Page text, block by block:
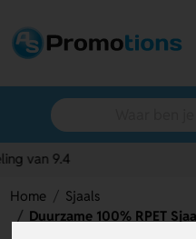
Home
Sjaals
Duurzame 100% RPET